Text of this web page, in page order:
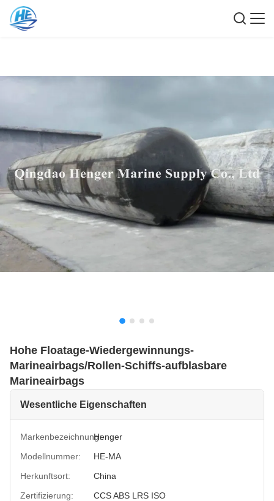
Hohe Floatage-Wiedergewinnungs-
Marineairbags/Rollen-Schiffs-aufblasbare
Marineairbags
Wesentliche Eigenschaften
Markenbezeichnung:Henger
Modellnummer:
HE-MA
Herkunftsort:
China
Zertifizierung:
CCS ABS LRS ISO